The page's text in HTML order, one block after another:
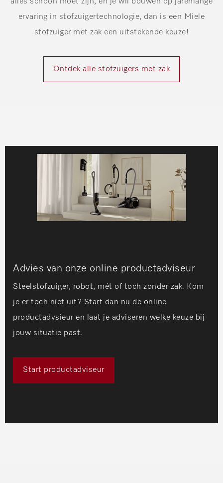
ervaring in stofzuigertechnologie, dan is een Miele
stofzuiger met zak een uitstekende keuze!
Ontdek alle stofzuigers met zak
Advies van onze online productadviseur
Steelstofzuiger, robot, mét of toch zonder zak. Kom
je er toch niet uit? Start dan nu de online
productadvsieur en laat je adviseren welke keuze bij
jouw situatie past.
Start productadviseur